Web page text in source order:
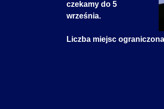
czekamy do 5
września.
Liczba miejsc